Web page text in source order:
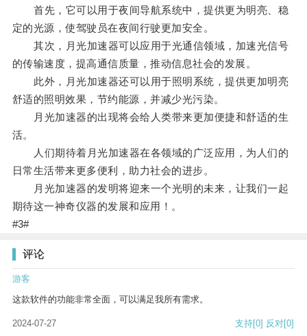
首先，它可以用于夜间导航系统中，提供更为明亮、稳
定的光源，使驾驶员在夜间行驶更加安全。
其次，月光加速器可以应用于光通信领域，加速光信号
的传输速度，提高通信质量，推动信息社会的发展。
此外，月光加速器还可以用于照明系统，提供更加明亮
舒适的照明效果，节约能源，并减少光污染。
月光加速器的出现将会给人类带来更加便捷和舒适的生
活。
人们期待着月光加速器在各领域的广泛应用，为人们的
日常生活带来更多便利，助力社会的进步。
月光加速器的发明将迎来一个光明的未来，让我们一起
期待这一神奇仪器的发展和应用！。
#3#
评论
游客
这款软件的功能非常全面，可以满足我所有需求。
2024-07-27 支持[0] 反对[0]